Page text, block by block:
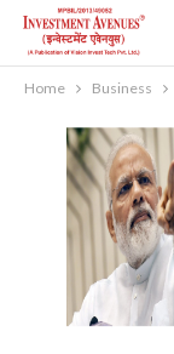
Home Business